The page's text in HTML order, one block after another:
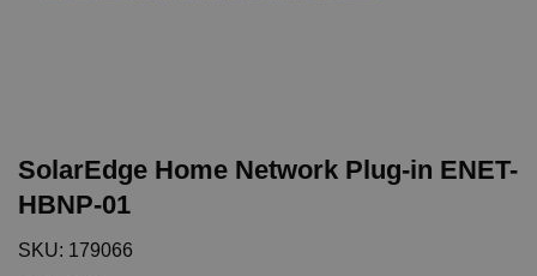
SolarEdge Home Network Plug-in ENET-
HBNP-01
SKU: 179066